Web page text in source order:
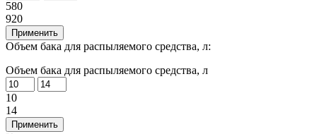
580
920
Применить
Объем бака для распыляемого средства, л:
Объем бака для распыляемого средства, л
10
14
Применить